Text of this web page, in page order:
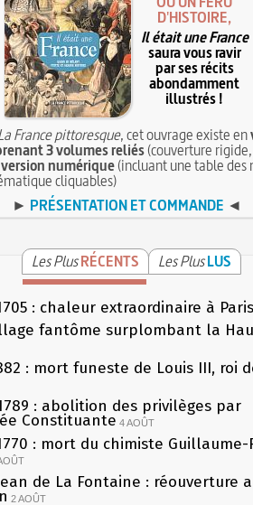
D'HISTOIRE,
Il était une France
saura vous ravir
par ses récits
abondamment
illustrés !
France pittoresque, cet ouvrage existe en
3 volumes reliés(couverture
version numérique(incluant une table des
cliquables)
► PRÉSENTATION ET COMMANDE ◄
Les PlusRÉCENTS Les PlusLUS
: chaleur extraordinaire à Paris
fantôme surplombant la
: mort funeste de Louis III, roi
: abolition des privilèges par
Constituante 4 AOÛT
: mort du chimiste Guillaume-
de La Fontaine : réouverture
2 AOÛT